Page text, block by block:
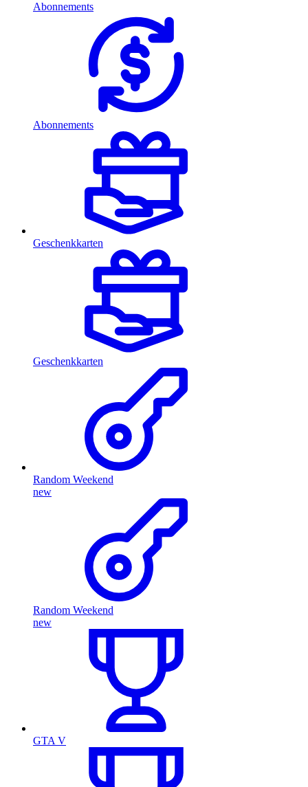
Abonnements
Abonnements
Geschenkkarten
Geschenkkarten
Random Weekend
new
Random Weekend
new
GTA V